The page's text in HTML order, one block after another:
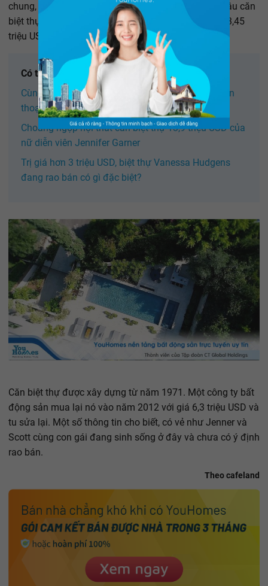
chung, Kylie Jenner và rapper Travis Scott góp tiền tậu căn
biệt thự tại khu Beverly Hills (Los Angeles, Mỹ) giá 13,45
triệu USD.
Có thể bạn quan tâm:
Cùng chiêm ngưỡng khu Neverland 1.100ha huyền
thoại của Michael Jackson
Choáng ngợp nội thất căn biệt thự 13,9 triệu USD của
nữ diễn viên Jennifer Garner
Trị giá hơn 3 triệu USD, biệt thự Vanessa Hudgens
đang rao bán có gì đặc biệt?
Căn biệt thự được xây dựng từ năm 1971. Một công ty bất
động sản mua lại nó vào năm 2012 với giá 6,3 triệu USD và
tu sửa lại. Một số thông tin cho biết, có vẻ như Jenner và
Scott cùng con gái đang sinh sống ở đây và chưa có ý định
rao bán.
Theo cafeland